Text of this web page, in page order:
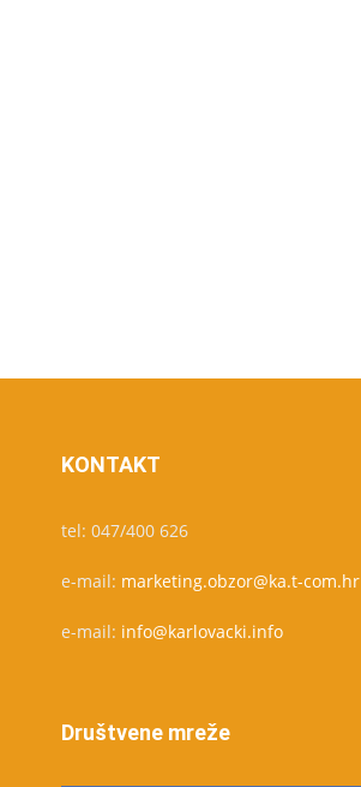
KONTAKT
tel: 047/400 626
e-mail: marketing.obzor@ka.t-com.hr
e-mail: info@karlovacki.info
Društvene mreže